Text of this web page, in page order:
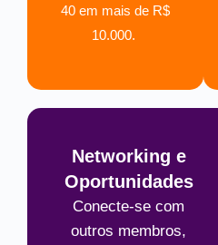
40 em mais de R$
10.000.
Networking e
Oportunidades
Conecte-se com
outros membros,